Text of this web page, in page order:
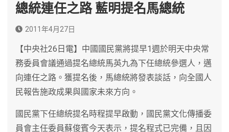
總統連任之路 藍明提名馬總統
2011年4月27日
【中央社26日電】中國國民黨將提早1週於明天中央常
務委員會議通過提名總統馬英九為下任總統參選人，邁
向連任之路。獲提名後，馬總統將發表談話，向全國人
民報告施政成果與國家未來方向。
國民黨下任總統提名時程提早啟動，國民黨文化傳播委
員會主任委員蘇俊賓今天表示，提名程式已完備，且因